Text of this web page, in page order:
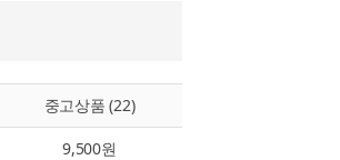
중고상품 (22)
9,500원